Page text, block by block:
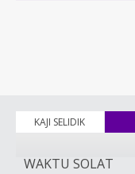
KAJI SELIDIK
WAKTU SOLAT